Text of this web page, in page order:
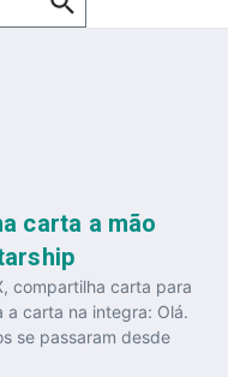
carta a mão
compartilha carta para
a carta na integra: Olá.
se passaram desde